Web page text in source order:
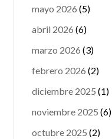
mayo 2026 (5)
abril 2026 (6)
marzo 2026 (3)
febrero 2026 (2)
diciembre 2025 (1)
noviembre 2025 (6)
octubre 2025 (2)